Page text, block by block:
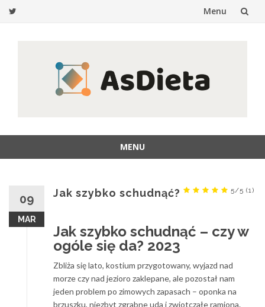
Menu
MENU
09
MAR
Jak szybko schudnąć? 5/5 (1)
Jak szybko schudnąć – czy w
ogóle się da? 2023
Zbliża się lato, kostium przygotowany, wyjazd nad
morze czy nad jezioro zaklepane, ale pozostał nam
jeden problem po zimowych zapasach – oponka na
brzuszku, niezbyt zgrabne uda i zwiotczałe ramiona.